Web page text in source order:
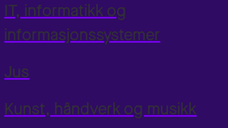
IT, informatikk og
informasjonssystemer
Jus
Kunst, håndverk og musikk